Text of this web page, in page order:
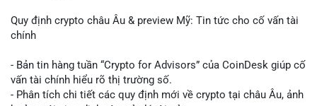
📰 Nguồn: Cointelegraph
Quy định crypto châu Âu & preview Mỹ: Tin tức cho cố vấn tài
chính
- Bản tin hàng tuần “Crypto for Advisors” của CoinDesk giúp cố
vấn tài chính hiểu rõ thị trường số.
- Phân tích chi tiết các quy định mới về crypto tại châu Âu, ảnh